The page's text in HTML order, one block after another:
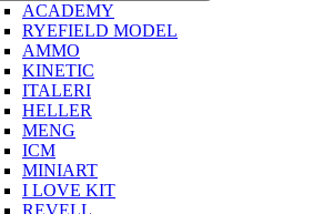
ACADEMY
RYEFIELD MODEL
AMMO
KINETIC
ITALERI
HELLER
MENG
ICM
MINIART
I LOVE KIT